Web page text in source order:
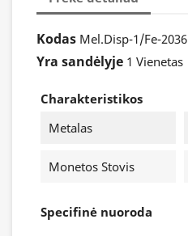
Kodas Mel.Disp-1/Fe-2036
Yra sandėlyje 1 Vienetas
Charakteristikos
Metalas
Monetos Stovis
Specifinė nuoroda